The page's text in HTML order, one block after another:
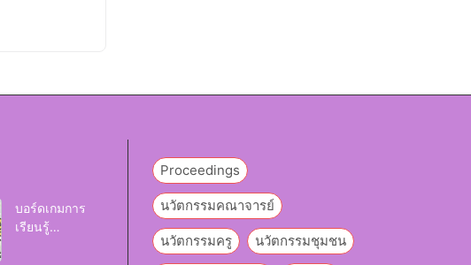
บอร์ดเกมการ
เรียนรู้
Proceedings
นวัตกรรมคณาจารย์
นวัตกรรมครู นวัตกรรมชุมชน